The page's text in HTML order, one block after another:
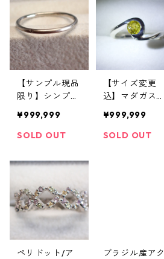
【サンプル現品
限り】シンプル
粒 PT900 リン
グ 11号
¥999,999
SOLD OUT
【サイズ変更
込】マダガスカ
リング 0.45ct S
V925
¥999,999
SOLD OUT
ペリドット/ア
ブラジル産アク